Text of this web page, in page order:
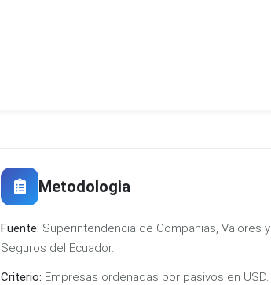
Metodologia
Fuente: Superintendencia de Companias, Valores y
Seguros del Ecuador.
Criterio: Empresas ordenadas por pasivos en USD.